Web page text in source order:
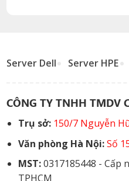
Server Dell Server HPE
CÔNG TY TNHH TMDV
Trụ sở: 150/7 Nguyễn
Văn phòng Hà Nội:Số
MST:0317185448 - Cấp
TPHCM